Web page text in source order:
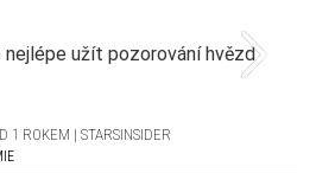
1 ROKEM | STARSINSIDER